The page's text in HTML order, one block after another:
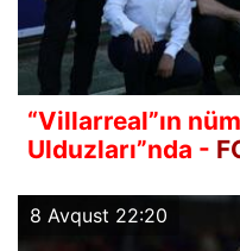
“Villarreal”ın
Ulduzları”nda -
8 Avqust 22:20